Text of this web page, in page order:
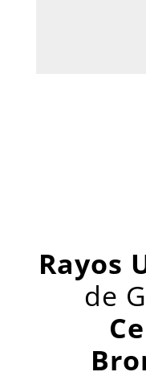
Rayos
de